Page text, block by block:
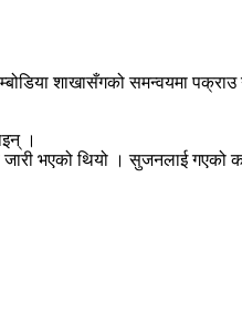
शाखासँगको समन्वयमा पक्राउ
।
भएको थियो । सुजनलाई गएको